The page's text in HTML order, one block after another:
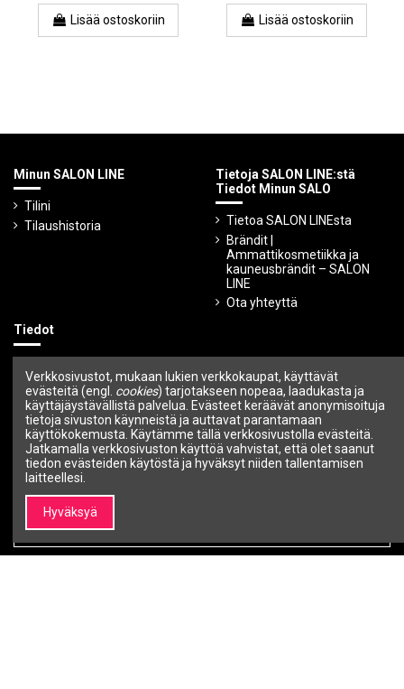
Lisää ostoskoriin
Lisää ostoskoriin
Minun SALON LINE
Tilini
Tilaushistoria
Tietoja SALON LINE:stä
Tiedot Minun SALO
Tietoa SALON LINEsta
Brändit |
Ammattikosmetiikka ja
kauneusbrändit – SALON
LINE
Ota yhteyttä
Tiedot
Tietosuojakäytäntö
Maksutavat
Toimitustavat
Ostettujen tuotteiden palautus
Takuu
Uutiskirje
Verkkosivustot, mukaan lukien verkkokaupat, käyttävät
evästeitä (engl. cookies) tarjotakseen nopeaa, laadukasta ja
käyttäjäystävällistä palvelua. Evästeet keräävät anonymisoituja
tietoja sivuston käynneistä ja auttavat parantamaan
käyttökokemusta. Käytämme tällä verkkosivustolla evästeitä.
Jatkamalla verkkosivuston käyttöä vahvistat, että olet saanut
tiedon evästeiden käytöstä ja hyväksyt niiden tallentamisen
laitteellesi.
Hyväksyä